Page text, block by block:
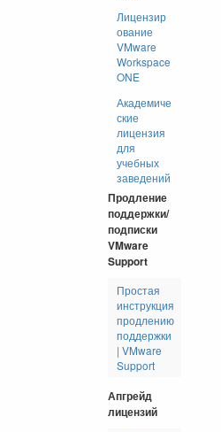
Лицензир
ование
VMware
Workspace
ONE
Академиче
ские
лицензия
для
учебных
заведений
Продление
поддержки/
подписки
VMware
Support
Простая
инструкция
продлению
поддержки
| VMware
Support
Апгрейд
лицензий